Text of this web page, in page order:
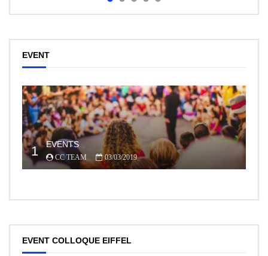
EVENT
1 EVENTS
CC TEAM 03/03/2019
EVENT COLLOQUE EIFFEL